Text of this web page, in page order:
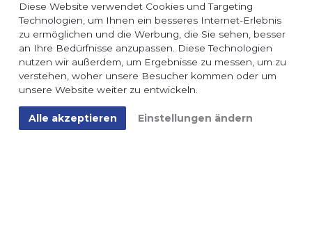
Diese Website verwendet Cookies und Targeting
Technologien, um Ihnen ein besseres Internet-Erlebnis
zu ermöglichen und die Werbung, die Sie sehen, besser
an Ihre Bedürfnisse anzupassen. Diese Technologien
nutzen wir außerdem, um Ergebnisse zu messen, um zu
verstehen, woher unsere Besucher kommen oder um
unsere Website weiter zu entwickeln.
Alle akzeptieren Einstellungen ändern
© Vinschgerbau GmbH
Impressum